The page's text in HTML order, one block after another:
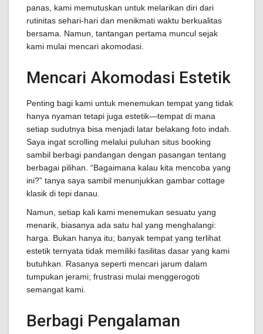
panas, kami memutuskan untuk melarikan diri dari
rutinitas sehari-hari dan menikmati waktu berkualitas
bersama. Namun, tantangan pertama muncul sejak
kami mulai mencari akomodasi.
Mencari Akomodasi Estetik
Penting bagi kami untuk menemukan tempat yang tidak
hanya nyaman tetapi juga estetik—tempat di mana
setiap sudutnya bisa menjadi latar belakang foto indah.
Saya ingat scrolling melalui puluhan situs booking
sambil berbagi pandangan dengan pasangan tentang
berbagai pilihan. “Bagaimana kalau kita mencoba yang
ini?” tanya saya sambil menunjukkan gambar cottage
klasik di tepi danau.
Namun, setiap kali kami menemukan sesuatu yang
menarik, biasanya ada satu hal yang menghalangi:
harga. Bukan hanya itu; banyak tempat yang terlihat
estetik ternyata tidak memiliki fasilitas dasar yang kami
butuhkan. Rasanya seperti mencari jarum dalam
tumpukan jerami; frustrasi mulai menggerogoti
semangat kami.
Berbagi Pengalaman